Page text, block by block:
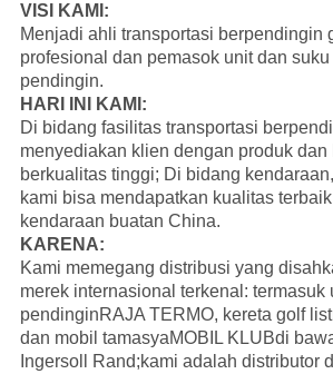
VISI KAMI:
Menjadi ahli transportasi berpendingin
profesional dan pemasok unit dan
pendingin.
HARI INI KAMI:
Di bidang fasilitas transportasi
menyediakan klien dengan produk dan
berkualitas tinggi; Di bidang
kami bisa mendapatkan kualitas
kendaraan buatan China.
KARENA:
Kami memegang distribusi yang
merek internasional terkenal: termasuk
pendinginRAJA TERMO, kereta golf
dan mobil tamasyaMOBIL KLUBdi
Ingersoll Rand;kami adalah distributor